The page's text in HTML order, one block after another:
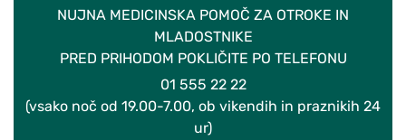
NUJNA MEDICINSKA POMOČ ZA OTROKE IN
MLADOSTNIKE
PRED PRIHODOM POKLIČITE PO TELEFONU
01 555 22 22
(vsako noč od 19.00-7.00, ob vikendih in praznikih 24
ur)